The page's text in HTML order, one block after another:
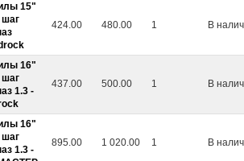
15"
шаг
424.00 480.00 1 В
16"
шаг
1.3 -
437.00 500.00 1 В
16"
шаг
1.3 -
895.00 1 020.00 1 В